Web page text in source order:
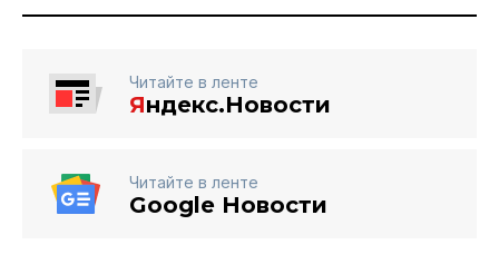
Читайте в ленте
Яндекс.Новости
Читайте в ленте
Google Новости